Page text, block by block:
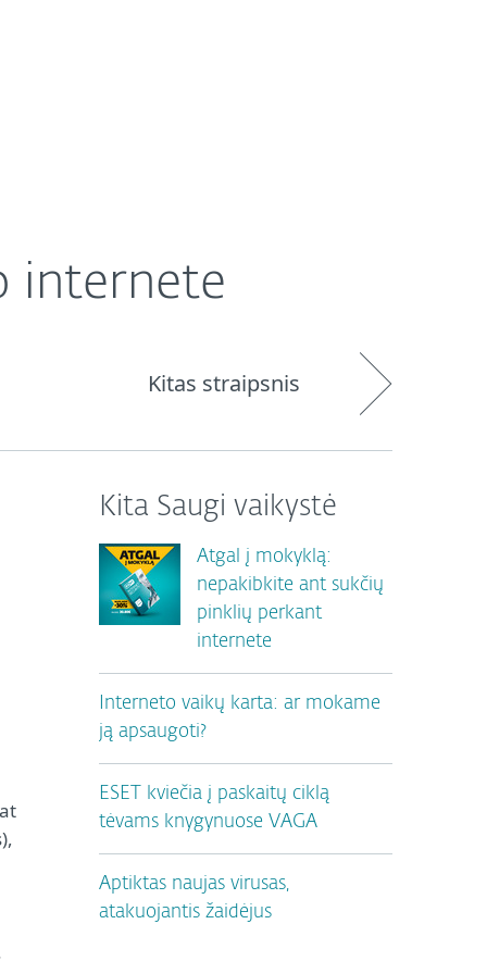
internete
Kitas straipsnis
Kita Saugi vaikystė
Atgal į mokyklą:
nepakibkite ant sukčių
pinklių perkant
internete
Interneto vaikų karta: ar mokame
ją apsaugoti?
ESET kviečia į paskaitų ciklą
tėvams knygynuose VAGA
Aptiktas naujas virusas,
atakuojantis žaidėjus